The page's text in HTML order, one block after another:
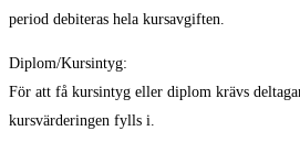
period debiteras hela kursavgiften.
Diplom/Kursintyg:
För att få kursintyg eller diplom krävs
kursvärderingen fylls i.